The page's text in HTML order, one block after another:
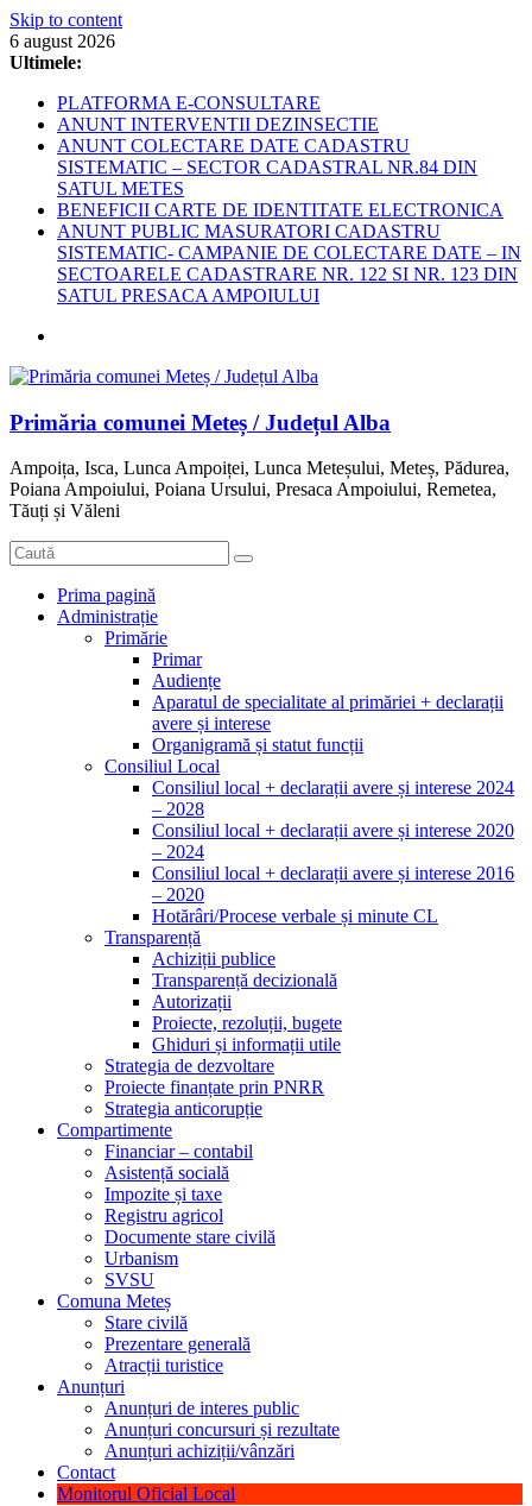
Skip to content
6 august 2026
Ultimele:
PLATFORMA E-CONSULTARE
ANUNT INTERVENTII DEZINSECTIE
ANUNT COLECTARE DATE CADASTRU
SISTEMATIC – SECTOR CADASTRAL NR.84 DIN
SATUL METES
BENEFICII CARTE DE IDENTITATE ELECTRONICA
ANUNT PUBLIC MASURATORI CADASTRU
SISTEMATIC- CAMPANIE DE COLECTARE DATE – IN
SECTOARELE CADASTRARE NR. 122 SI NR. 123 DIN
SATUL PRESACA AMPOIULUI
Primăria comunei Meteș / Județul Alba
Ampoița, Isca, Lunca Ampoiței, Lunca Meteșului, Meteș, Pădurea,
Poiana Ampoiului, Poiana Ursului, Presaca Ampoiului, Remetea,
Tăuți și Văleni
Prima pagină
Administrație
Primărie
Primar
Audiențe
Aparatul de specialitate al primăriei + declarații
avere și interese
Organigramă și statut funcții
Consiliul Local
Consiliul local + declarații avere și interese 2024
– 2028
Consiliul local + declarații avere și interese 2020
– 2024
Consiliul local + declarații avere și interese 2016
– 2020
Hotărâri/Procese verbale și minute CL
Transparență
Achiziții publice
Transparență decizională
Autorizații
Proiecte, rezoluții, bugete
Ghiduri și informații utile
Strategia de dezvoltare
Proiecte finanțate prin PNRR
Strategia anticorupție
Compartimente
Financiar – contabil
Asistență socială
Impozite și taxe
Registru agricol
Documente stare civilă
Urbanism
SVSU
Comuna Meteș
Stare civilă
Prezentare generală
Atracții turistice
Anunțuri
Anunțuri de interes public
Anunțuri concursuri și rezultate
Anunțuri achiziții/vânzări
Contact
Monitorul Oficial Local